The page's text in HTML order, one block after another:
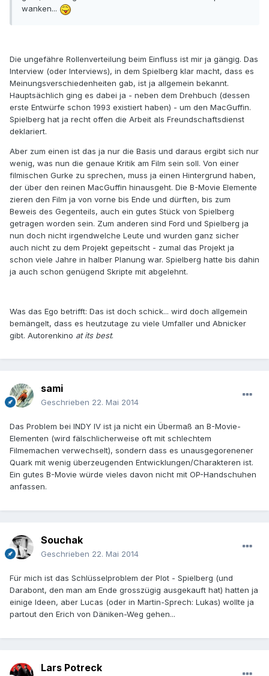
wanken...
Die ungefähre Rollenverteilung beim Einfluss ist mir ja gängig. Das
Interview (oder Interviews), in dem Spielberg klar macht, dass es
Meinungsverschiedenheiten gab, ist ja allgemein bekannt.
Hauptsächlich ging es dabei ja - neben dem Drehbuch (dessen
erste Entwürfe schon 1993 existiert haben) - um den MacGuffin.
Spielberg hat ja recht offen die Arbeit als Freundschaftsdienst
deklariert.
Aber zum einen ist das ja nur die Basis und daraus ergibt sich nur
wenig, was nun die genaue Kritik am Film sein soll. Von einer
filmischen Gurke zu sprechen, muss ja einen Hintergrund haben,
der über den reinen MacGuffin hinausgeht. Die B-Movie Elemente
zieren den Film ja von vorne bis Ende und dürften, bis zum
Beweis des Gegenteils, auch ein gutes Stück von Spielberg
getragen worden sein. Zum anderen sind Ford und Spielberg ja
nun doch nicht irgendwelche Leute und wurden ganz sicher
auch nicht zu dem Projekt gepeitscht - zumal das Projekt ja
schon viele Jahre in halber Planung war. Spielberg hatte bis dahin
ja auch schon genügend Skripte mit abgelehnt.
Was das Ego betrifft: Das ist doch schick... wird doch allgemein
bemängelt, dass es heutzutage zu viele Umfaller und Abnicker
gibt. Autorenkino at its best.
sami
Geschrieben 22. Mai 2014
Das Problem bei INDY IV ist ja nicht ein Übermaß an B-Movie-
Elementen (wird fälschlicherweise oft mit schlechtem
Filmemachen verwechselt), sondern dass es unausgegorenener
Quark mit wenig überzeugenden Entwicklungen/Charakteren ist.
Ein gutes B-Movie würde vieles davon nicht mit OP-Handschuhen
anfassen.
Souchak
Geschrieben 22. Mai 2014
Für mich ist das Schlüsselproblem der Plot - Spielberg (und
Darabont, den man am Ende grosszügig ausgekauft hat) hatten ja
einige Ideen, aber Lucas (oder in Martin-Sprech: Lukas) wollte ja
partout den Erich von Däniken-Weg gehen...
Lars Potreck